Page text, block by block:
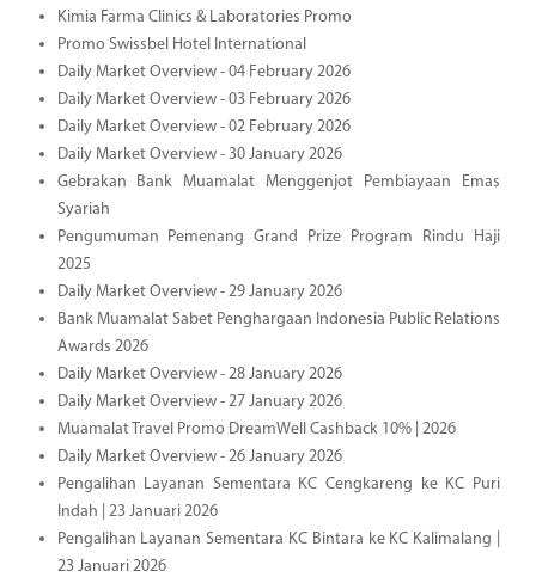
Kimia Farma Clinics & Laboratories Promo
Promo Swissbel Hotel International
Daily Market Overview - 04 February 2026
Daily Market Overview - 03 February 2026
Daily Market Overview - 02 February 2026
Daily Market Overview - 30 January 2026
Gebrakan Bank Muamalat Menggenjot Pembiayaan Emas
Syariah
Pengumuman Pemenang Grand Prize Program Rindu Haji
2025
Daily Market Overview - 29 January 2026
Bank Muamalat Sabet Penghargaan Indonesia Public Relations
Awards 2026
Daily Market Overview - 28 January 2026
Daily Market Overview - 27 January 2026
Muamalat Travel Promo DreamWell Cashback 10% | 2026
Daily Market Overview - 26 January 2026
Pengalihan Layanan Sementara KC Cengkareng ke KC Puri
Indah | 23 Januari 2026
Pengalihan Layanan Sementara KC Bintara ke KC Kalimalang |
23 Januari 2026